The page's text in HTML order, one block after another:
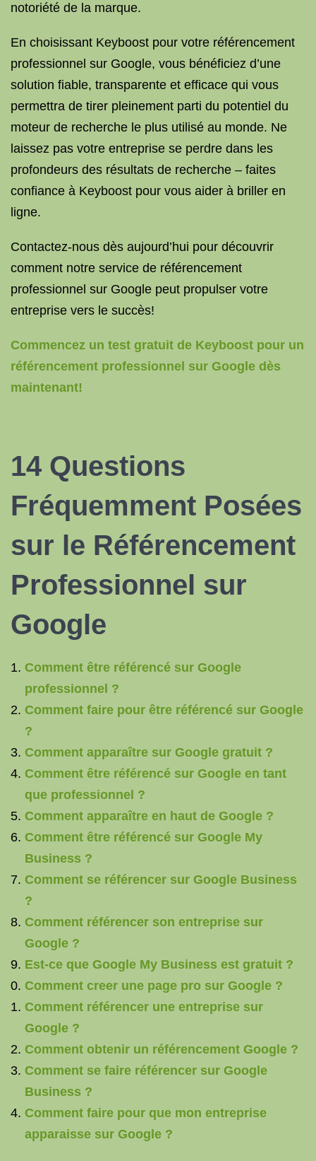
notoriété de la marque.
En choisissant Keyboost pour votre référencement
professionnel sur Google, vous bénéficiez d’une
solution fiable, transparente et efficace qui vous
permettra de tirer pleinement parti du potentiel du
moteur de recherche le plus utilisé au monde. Ne
laissez pas votre entreprise se perdre dans les
profondeurs des résultats de recherche – faites
confiance à Keyboost pour vous aider à briller en
ligne.
Contactez-nous dès aujourd’hui pour découvrir
comment notre service de référencement
professionnel sur Google peut propulser votre
entreprise vers le succès!
Commencez un test gratuit de Keyboost pour un
référencement professionnel sur Google dès
maintenant!
14 Questions
Fréquemment Posées
sur le Référencement
Professionnel sur
Google
Comment être référencé sur Google
professionnel ?
Comment faire pour être référencé sur Google
?
Comment apparaître sur Google gratuit ?
Comment être référencé sur Google en tant
que professionnel ?
Comment apparaître en haut de Google ?
Comment être référencé sur Google My
Business ?
Comment se référencer sur Google Business
?
Comment référencer son entreprise sur
Google ?
Est-ce que Google My Business est gratuit ?
Comment creer une page pro sur Google ?
Comment référencer une entreprise sur
Google ?
Comment obtenir un référencement Google ?
Comment se faire référencer sur Google
Business ?
Comment faire pour que mon entreprise
apparaisse sur Google ?